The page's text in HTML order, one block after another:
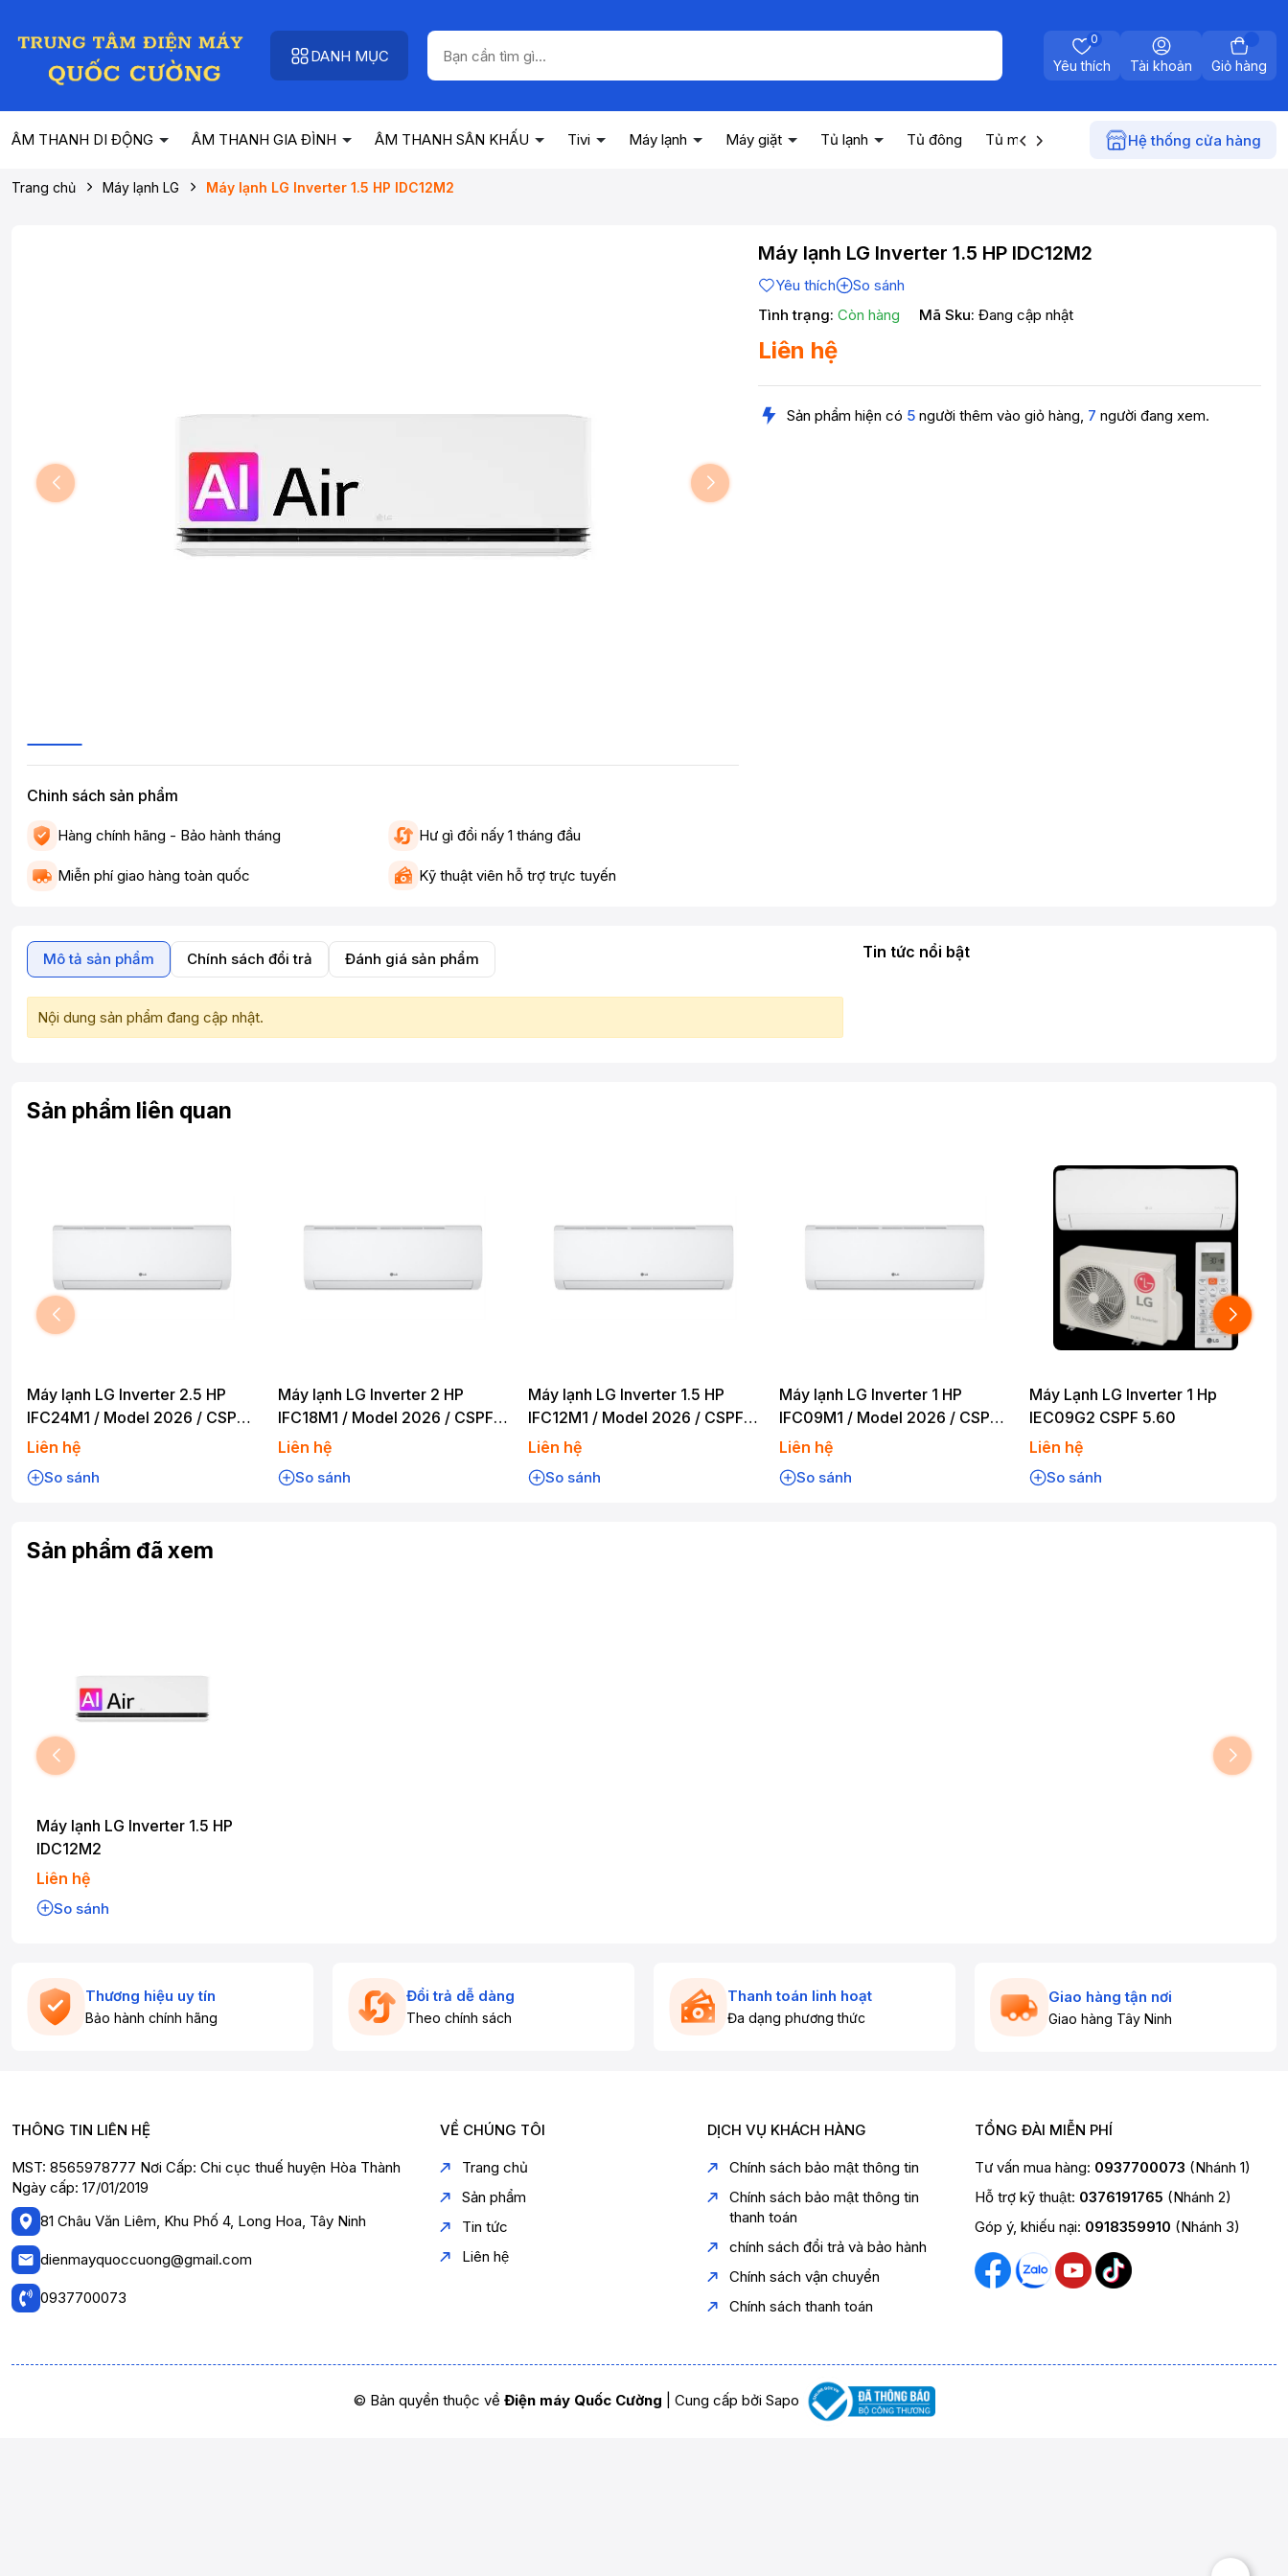
DANH MỤC
Yêu thích
0
Tài khoản Giỏ hàng
ÂM THANH DI ĐỘNG ÂM THANH GIA ĐÌNH ÂM THANH SÂN KHẤU Tivi Máy lạnh Máy giặt Tủ lạnh Tủ đông Tủ mát Máy nước nóng Điện gia
Hệ thống cửa hàng
Trang chủ Máy lạnh LG Máy lạnh LG Inverter 1.5 HP IDC12M2
Chinh sách sản phẩm
Hàng chính hãng - Bảo hành tháng Hư gì đổi nấy 1 tháng đầu
Miễn phí giao hàng toàn quốc Kỹ thuật viên hỗ trợ trực tuyến
Máy lạnh LG Inverter 1.5 HP IDC12M2
Yêu thích
So sánh
Tình trạng: Còn hàng Mã Sku: Đang cập nhật
Liên hệ
Sản phẩm hiện có 5 người thêm vào giỏ hàng, 7 người đang xem.
Mô tả sản phẩm Chính sách đổi trả Đánh giá sản phẩm
Nội dung sản phẩm đang cập nhật.
Tin tức nổi bật
Sản phẩm liên quan
Máy lạnh LG Inverter 2.5 HP
IFC24M1 / Model 2026 / CSPF
5.0
Liên hệ
So sánh
Máy lạnh LG Inverter 2 HP
IFC18M1 / Model 2026 / CSPF
4.80
Liên hệ
So sánh
Máy lạnh LG Inverter 1.5 HP
IFC12M1 / Model 2026 / CSPF
4.30
Liên hệ
So sánh
Máy lạnh LG Inverter 1 HP
IFC09M1 / Model 2026 / CSPF
4.30
Liên hệ
So sánh
Máy Lạnh LG Inverter 1 Hp
IEC09G2 CSPF 5.60
Liên hệ
So sánh
Sản phẩm đã xem
Máy lạnh LG Inverter 1.5 HP
IDC12M2
Liên hệ
So sánh
Thương hiệu uy tín
Bảo hành chính hãng
Đổi trả dễ dàng
Theo chính sách
Thanh toán linh hoạt
Đa dạng phương thức
Giao hàng tận nơi
Giao hàng Tây Ninh
THÔNG TIN LIÊN HỆ
MST: 8565978777 Nơi Cấp: Chi cục thuế huyện Hòa Thành
Ngày cấp: 17/01/2019
81 Châu Văn Liêm, Khu Phố 4, Long Hoa, Tây Ninh
dienmayquoccuong@gmail.com
0937700073
VỀ CHÚNG TÔI
Trang chủ
Sản phẩm
Tin tức
Liên hệ
DỊCH VỤ KHÁCH HÀNG
Chính sách bảo mật thông tin
Chính sách bảo mật thông tin
thanh toán
chính sách đổi trả và bảo hành
Chính sách vận chuyển
Chính sách thanh toán
TỔNG ĐÀI MIỄN PHÍ
Tư vấn mua hàng: 0937700073 (Nhánh 1)
Hỗ trợ kỹ thuật: 0376191765 (Nhánh 2)
Góp ý, khiếu nại: 0918359910 (Nhánh 3)
© Bản quyền thuộc về Điện máy Quốc Cường Cung cấp bởi Sapo